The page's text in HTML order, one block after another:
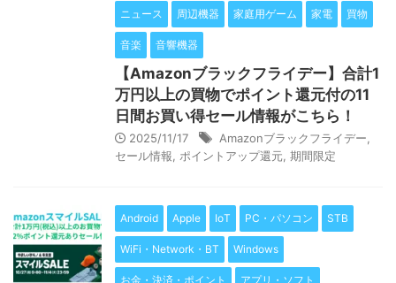
ニュース 周辺機器 家庭用ゲーム 家電 買物
音楽 音響機器
【Amazonブラックフライデー】合計1
万円以上の買物でポイント還元付の11
日間お買い得セール情報がこちら！
2025/11/17 Amazonブラックフライデー
セール情報
ポイントアップ還元 期間限定
Android Apple IoT PC・パソコン STB
WiFi・Network・BT Windows
お金・決済・ポイント アプリ・ソフト